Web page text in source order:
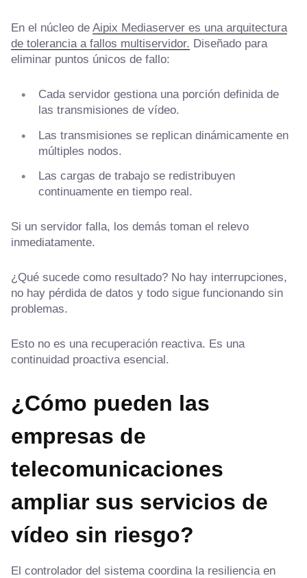
En el núcleo de Aipix Mediaserver es una arquitectura
de tolerancia a fallos multiservidor. Diseñado para
eliminar puntos únicos de fallo:
Cada servidor gestiona una porción definida de
las transmisiones de vídeo.
Las transmisiones se replican dinámicamente en
múltiples nodos.
Las cargas de trabajo se redistribuyen
continuamente en tiempo real.
Si un servidor falla, los demás toman el relevo
inmediatamente.
¿Qué sucede como resultado? No hay interrupciones,
no hay pérdida de datos y todo sigue funcionando sin
problemas.
Esto no es una recuperación reactiva. Es una
continuidad proactiva esencial.
¿Cómo pueden las
empresas de
telecomunicaciones
ampliar sus servicios de
vídeo sin riesgo?
El controlador del sistema coordina la resiliencia en